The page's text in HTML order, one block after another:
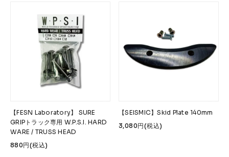
Trucks
Bearings Parts & Accessories
Griptape Safety Gear
Skate Bags & Cases
MEDIA & PROJECTS →
Media Projects & Events
【FESN Laboratory】 SURE
GRIPトラック専用 W.P.S.I. HARD
WARE / TRUSS HEAD
880円(税込)
【SEISMIC】Skid Plate 140mm
3,080円(税込)